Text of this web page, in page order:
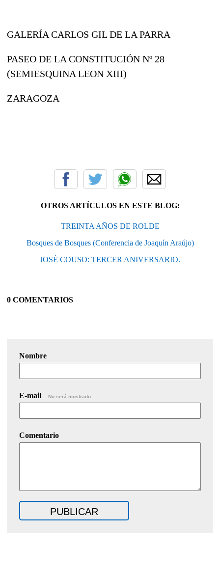
GALERÍA CARLOS GIL DE LA PARRA
PASEO DE LA CONSTITUCIÓN Nº 28
(SEMIESQUINA LEON XIII)
ZARAGOZA
OTROS ARTÍCULOS EN ESTE BLOG:
TREINTA AÑOS DE ROLDE
Bosques de Bosques (Conferencia de Joaquín Araújo)
JOSÉ COUSO: TERCER ANIVERSARIO.
0 COMENTARIOS
Nombre
E-mail No será mostrado.
Comentario